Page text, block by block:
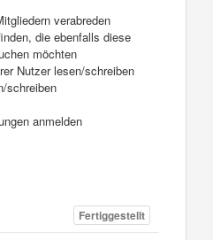
verabreden
die ebenfalls diese
möchten
Nutzer lesen/schreiben
schreiben
anmelden
Fertiggestellt